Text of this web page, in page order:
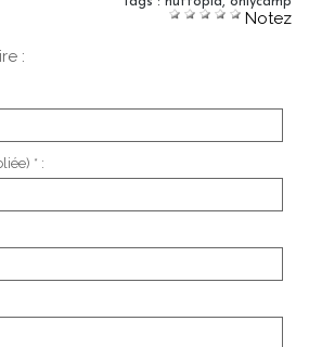
Notez
:
* :